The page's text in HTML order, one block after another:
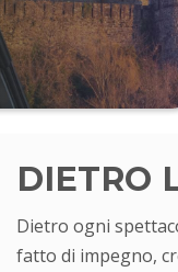
DIETRO
Dietro ogni
fatto di impegno,